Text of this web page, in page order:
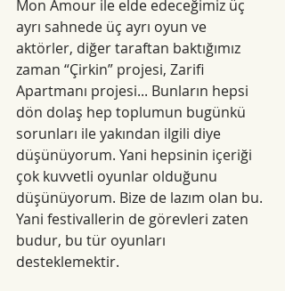
Mon Amour ile elde edeceğimiz üç
ayrı sahnede üç ayrı oyun ve
aktörler, diğer taraftan baktığımız
zaman “Çirkin” projesi, Zarifi
Apartmanı projesi... Bunların hepsi
dön dolaş hep toplumun bugünkü
sorunları ile yakından ilgili diye
düşünüyorum. Yani hepsinin içeriği
çok kuvvetli oyunlar olduğunu
düşünüyorum. Bize de lazım olan bu.
Yani festivallerin de görevleri zaten
budur, bu tür oyunları
desteklemektir.